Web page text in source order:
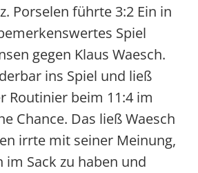
Porselen führte 3:2 Ein in
Spiel
gegen Klaus Waesch.
ins Spiel und ließ
Routinier beim 11:4 im
Chance. Das ließ Waesch
irrte mit seiner Meinung,
im Sack zu haben und